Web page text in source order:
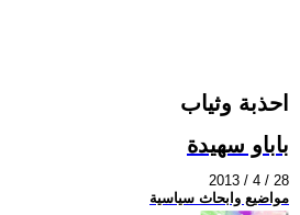
احذبة وثياب
باباو سهيدة
2013 / 4 / 28
مواضيع وابحاث سياسية